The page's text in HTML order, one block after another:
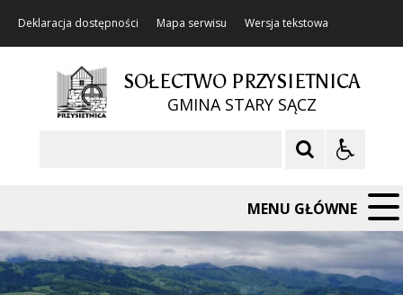
Deklaracja dostępności Mapa serwisu Wersja tekstowa
SOŁECTWO PRZYSIETNICA
GMINA STARY SĄCZ
MENU GŁÓWNE